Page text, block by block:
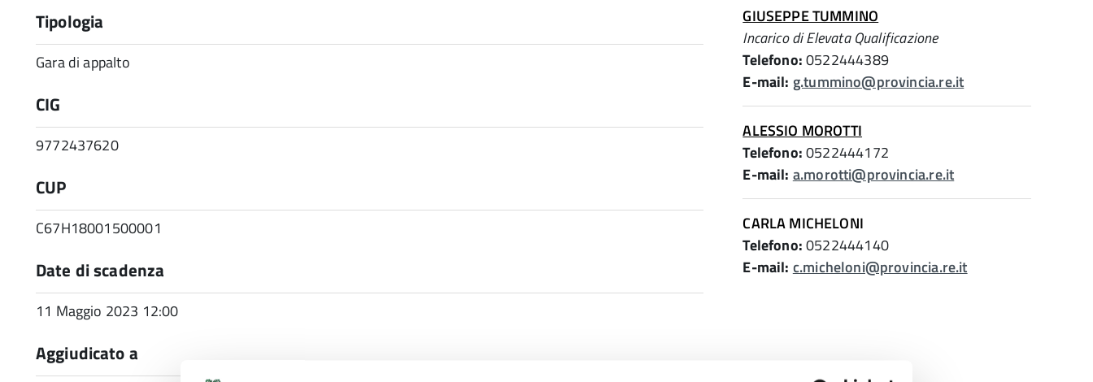
Tipologia
Gara di appalto
CIG
9772437620
CUP
C67H18001500001
Date di scadenza
11 Maggio 2023 12:00
Aggiudicato a
GIUSEPPE TUMMINO
Incarico di Elevata Qualificazione
Telefono:0522444389
E-mail: g.tummino@provincia.re.it
ALESSIO MOROTTI
Telefono:0522444172
E-mail: a.morotti@provincia.re.it
CARLA MICHELONI
Telefono:0522444140
E-mail: c.micheloni@provincia.re.it